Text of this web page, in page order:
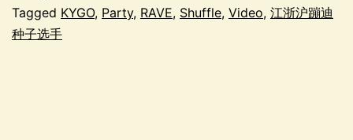
Tagged KYGO, Party, RAVE, Shuffle, Video, 江浙沪蹦迪
种子选手